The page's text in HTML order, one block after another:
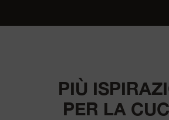
PIÙ
PER LA